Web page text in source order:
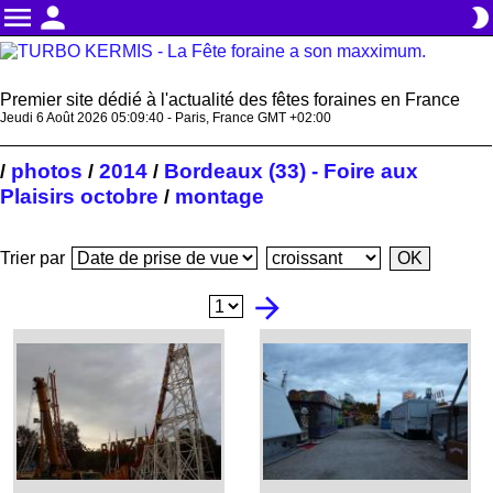
menu person brightness_2
Premier site dédié à l'actualité des fêtes foraines en France
Jeudi 6 Août 2026 05:09:41 - Paris, France GMT +02:00
/ photos / 2014 / Bordeaux (33) - Foire aux
Plaisirs octobre / montage
Trier par
arrow_forward